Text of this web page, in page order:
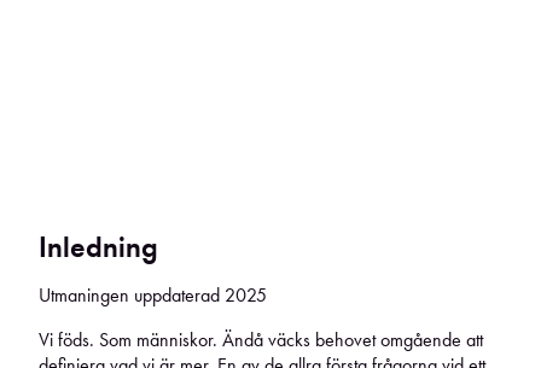
Inledning
Utmaningen uppdaterad 2025
Vi föds. Som människor. Ändå väcks behovet omgående att